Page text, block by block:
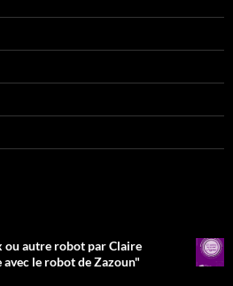
ou autre robot par Claire
le robot de Zazoun"